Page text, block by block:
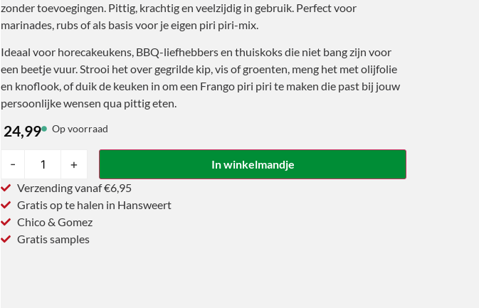
zonder toevoegingen. Pittig, krachtig en veelzijdig in gebruik. Perfect voor
marinades, rubs of als basis voor je eigen piri piri-mix.
Ideaal voor horecakeukens, BBQ-liefhebbers en thuiskoks die niet bang zijn voor
een beetje vuur. Strooi het over gegrilde kip, vis of groenten, meng het met olijfolie
en knoflook, of duik de keuken in om een Frango piri piri te maken die past bij jouw
persoonlijke wensen qua pittig eten.
24,99 Op voorraad
- +
In winkelmandje
Verzending vanaf €6,95
Gratis op te halen in Hansweert
Chico & Gomez
Gratis samples